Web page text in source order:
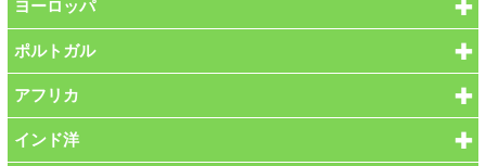
ヨーロッパ
ポルトガル
アフリカ
インド洋